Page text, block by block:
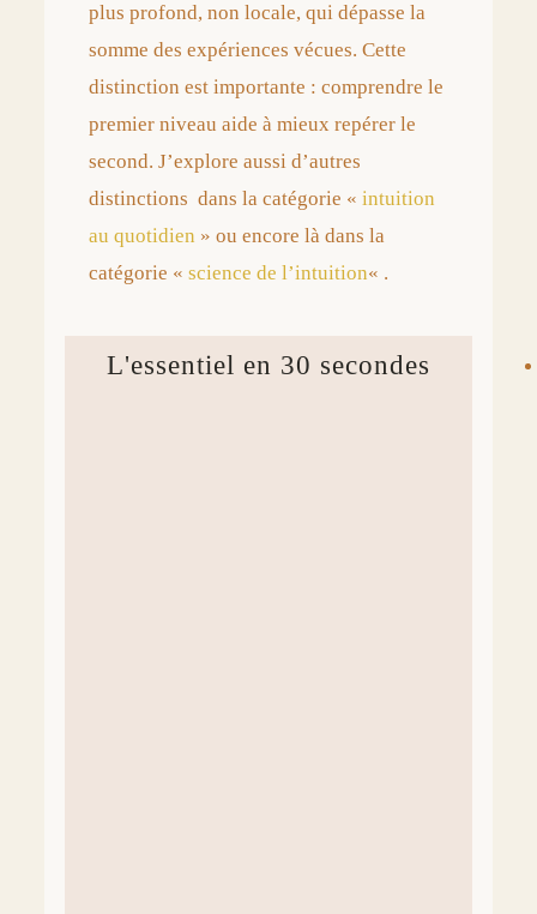
plus profond, non locale, qui dépasse la
somme des expériences vécues. Cette
distinction est importante : comprendre le
premier niveau aide à mieux repérer le
second. J’explore aussi d’autres
distinctions dans la catégorie « intuition
au quotidien » ou encore là dans la
catégorie « science de l’intuition« .
L'essentiel en 30 secondes